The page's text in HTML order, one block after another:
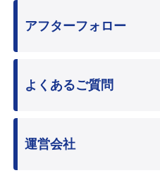
アフターフォロー
よくあるご質問
運営会社